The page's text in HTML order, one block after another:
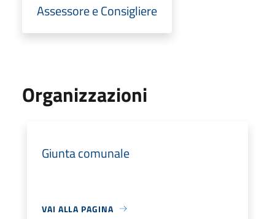
Assessore e Consigliere
Organizzazioni
Giunta comunale
VAI ALLA PAGINA